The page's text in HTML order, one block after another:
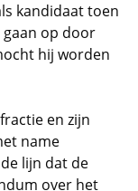
kandidaat toen
op door
hij worden
en zijn
name
lijn dat de
over het